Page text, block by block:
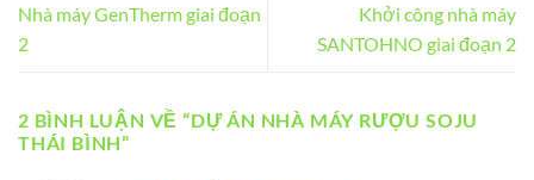
Nhà máy GenTherm giai đoạn
2
Khởi công nhà máy
SANTOHNO giai đoạn 2
2 BÌNH LUẬN VỀ “DỰ ÁN NHÀ MÁY RƯỢU SOJU
THÁI BÌNH”